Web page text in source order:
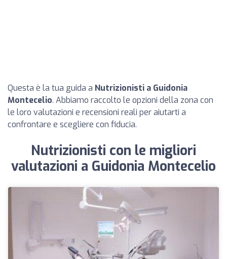
Questa è la tua guida a Nutrizionisti a Guidonia
Montecelio. Abbiamo raccolto le opzioni della zona con
le loro valutazioni e recensioni reali per aiutarti a
confrontare e scegliere con fiducia.
Nutrizionisti con le migliori
valutazioni a Guidonia Montecelio